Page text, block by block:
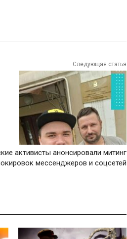
Следующая статья
активисты анонсировали митинг
мессенджеров и соцсетей